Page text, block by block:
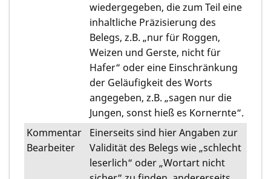
wiedergegeben, die zum Teil eine
inhaltliche Präzisierung des
Belegs, z.B. „nur für Roggen,
Weizen und Gerste, nicht für
Hafer“ oder eine Einschränkung
der Geläufigkeit des Worts
angegeben, z.B. „sagen nur die
Jungen, sonst hieß es Kornernte“.
Kommentar
Bearbeiter
Einerseits sind hier Angaben zur
Validität des Belegs wie „schlecht
leserlich“ oder „Wortart nicht